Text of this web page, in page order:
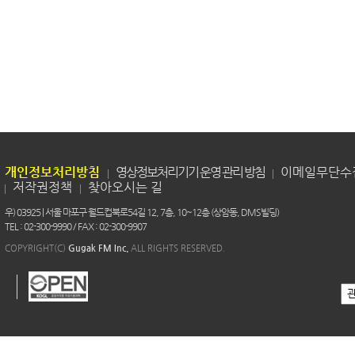
개인정보처리방침 영상정보처리기기 운영 관리 방침
이메일무단
저작권정책
찾아오시는 길
우) 03925 | 서울 마포구 월드컵북로54길 12, 7층, 10~12층 (상암동, DMS빌딩)
TEL : 02-300-9990 / FAX : 02-300-9907
COPYRIGHT(C) Gugak FM Inc. ALL RIGHTS RESERVED.